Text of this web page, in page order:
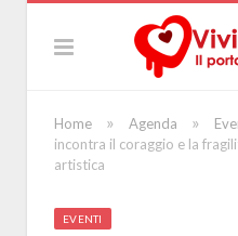
Home » Agenda »
incontra il coraggio e la
artistica
EVENTI